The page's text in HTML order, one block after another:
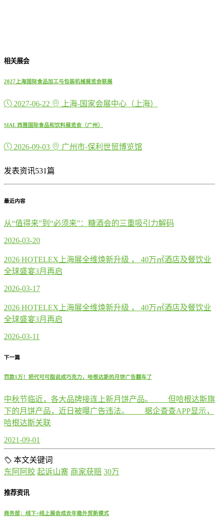
相关展会
2027上海国际食品加工与包装机械展览会联展
2027-06-22 上海-国家会展中心（上海）
SIAL 西雅国际食品和饮料展览会（广州）
2026-09-03 广州市-保利世贸博览馆
发表资讯531篇
最近内容
从“值得来”到“必须来”：糖酒会的三重吸引力解码
2026-03-20
2026 HOTELEX上海展全维焕新升级 ， 40万㎡酒店及餐饮业
全球盛宴3月再启
2026-03-17
2026 HOTELEX上海展全维焕新升级 ， 40万㎡酒店及餐饮业
全球盛宴3月再启
2026-03-11
下一篇
罚款1万！把代可可脂说成巧克力，哈根达斯的月饼广告翻车了
中秋节临近，各大品牌接连上新月饼产品。 但哈根达斯旗
下的月饼产品，近日被曝广告违法。 据企查查APP显示，
哈根达斯关联
2021-09-01
本文关键词
东阿阿胶 起诉山寨 商家获赔 30万
推荐资讯
商务部：线下+线上展会成去年稳外贸新模式